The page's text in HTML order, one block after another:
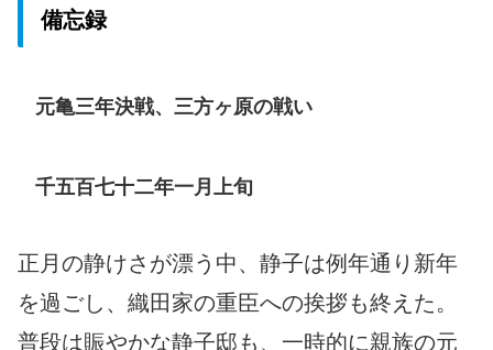
備忘録
元亀三年決戦、三方ヶ原の戦い
千五百七十二年一月上旬
正月の静けさが漂う中、静子は例年通り新年
を過ごし、織田家の重臣への挨拶も終えた。
普段は賑やかな静子邸も、一時的に親族の元